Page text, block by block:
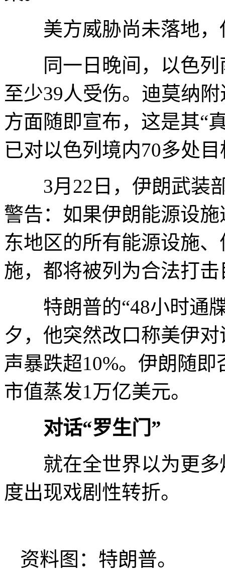
美方威胁尚未落地，
同一日晚间，以色列
至少39人受伤。迪莫纳
方面随即宣布，这是其“
已对以色列境内70多处
3月22日，伊朗武装部
警告：如果伊朗能源设
东地区的所有能源设施
施，都将被列为合法打击
特朗普的“48小时通牒
夕，他突然改口称美伊
声暴跌超10%。伊朗随
市值蒸发1万亿美元。
对话“罗生门”
就在全世界以为更多
度出现戏剧性转折。
资料图：特朗普。